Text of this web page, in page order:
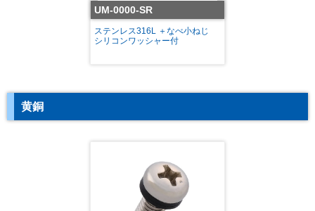
UM-0000-SR
ステンレス316L ＋なべ小ねじ
シリコンワッシャー付
黄銅